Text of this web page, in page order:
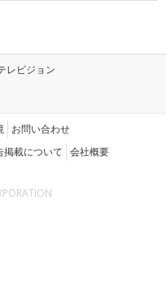
レビジョン
お問い合わせ
掲載について 会社概要